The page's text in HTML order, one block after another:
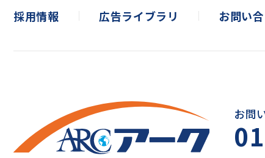
採用情報 広告ライブラリ お問い
お問